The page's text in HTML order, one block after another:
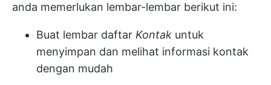
anda memerlukan lembar-lembar berikut ini:
Buat lembar daftar Kontak untuk
menyimpan dan melihat informasi kontak
dengan mudah